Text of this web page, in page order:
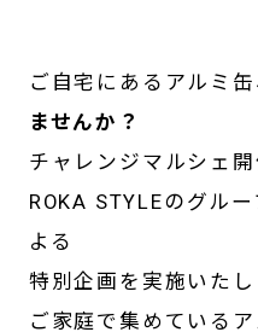
ご自宅にあるアルミ缶
ませんか？
チャレンジマルシェ開
ROKA STYLEのグル
よる
特別企画を実施いたし
ご家庭で集めているア